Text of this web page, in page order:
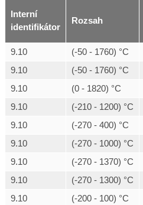
Interní
identifikátor
Rozsah
9.10 (-50 - 1760) °C
9.10
(-50 - 1760) °C
9.10
(0 - 1820) °C
9.10
(-210 - 1200) °C
9.10
(-270 - 400) °C
9.10
(-270 - 1000) °C
9.10
(-270 - 1370) °C
9.10
(-270 - 1300) °C
9.10
(-200 - 100) °C